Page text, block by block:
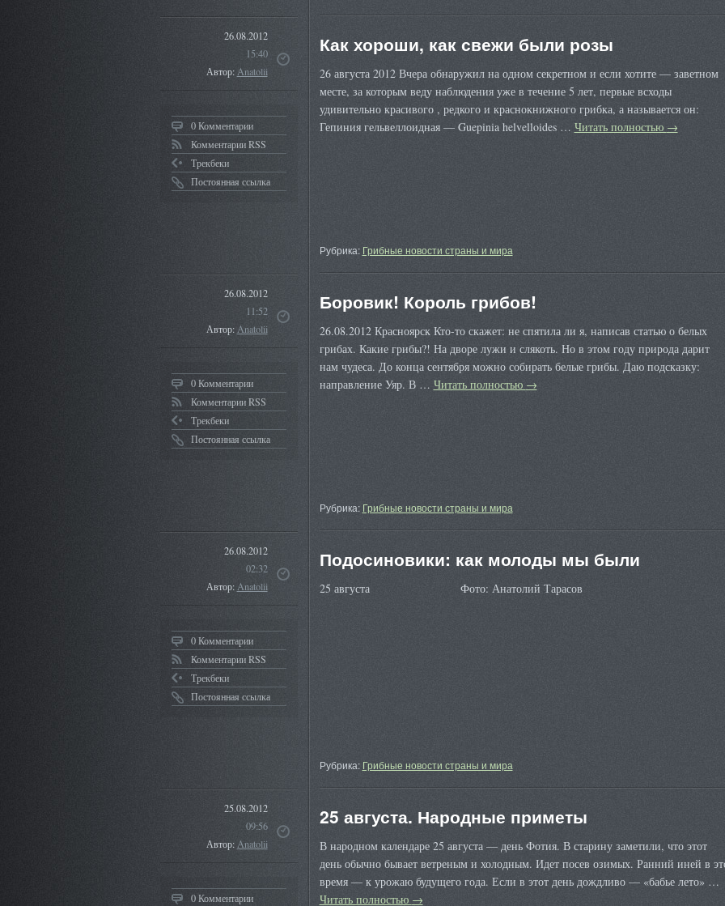
26.08.2012
15:40
Автор:Anatolii
0 Комментарии
Комментарии RSS
Трекбеки
Постоянная ссылка
Как хороши, как свежи были розы
26 августа 2012 Вчера обнаружил на одном секретном и если хотите — заветном
месте, за которым веду наблюдения уже в течение 5 лет, первые всходы
удивительно красивого , редкого и краснокнижного грибка, а называется он:
Гепиния гельвеллоидная — Guepinia helvelloides … Читать полностью →
Рубрика: Грибные новости страны и мира
26.08.2012
11:52
Автор:Anatolii
0 Комментарии
Комментарии RSS
Трекбеки
Постоянная ссылка
Боровик! Король грибов!
26.08.2012 Красноярск Кто-то скажет: не спятила ли я, написав статью о белых
грибах. Какие грибы?! На дворе лужи и слякоть. Но в этом году природа дарит
нам чудеса. До конца сентября можно собирать белые грибы. Даю подсказку:
направление Уяр. В … Читать полностью →
Рубрика: Грибные новости страны и мира
26.08.2012
02:32
Автор:Anatolii
0 Комментарии
Комментарии RSS
Трекбеки
Постоянная ссылка
Подосиновики: как молоды мы были
25 августа Фото: Анатолий Тарасов
Рубрика: Грибные новости страны и мира
25.08.2012
09:56
Автор:Anatolii
0 Комментарии
25 августа. Народные приметы
В народном календаре 25 августа — день Фотия. В старину заметили, что этот
день обычно бывает ветреным и холодным. Идет посев озимых. Ранний иней в
время — к урожаю будущего года. Если в этот день дождливо — «бабье лето» …
Читать полностью →